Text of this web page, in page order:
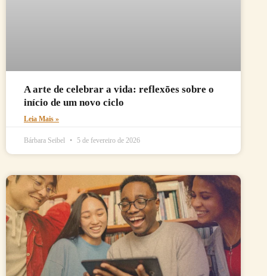
A arte de celebrar a vida: reflexões sobre o
início de um novo ciclo
Leia Mais »
Bárbara Seibel 5 de fevereiro de 2026